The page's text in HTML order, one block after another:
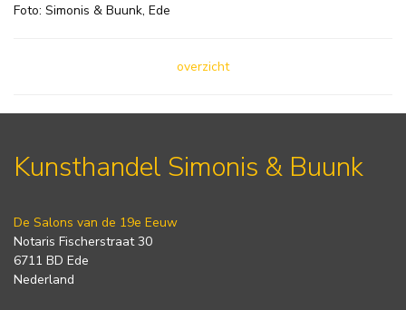
Foto: Simonis & Buunk, Ede
overzicht
Kunsthandel Simonis & Buunk
De Salons van de 19e Eeuw
Notaris Fischerstraat 30
6711 BD Ede
Nederland